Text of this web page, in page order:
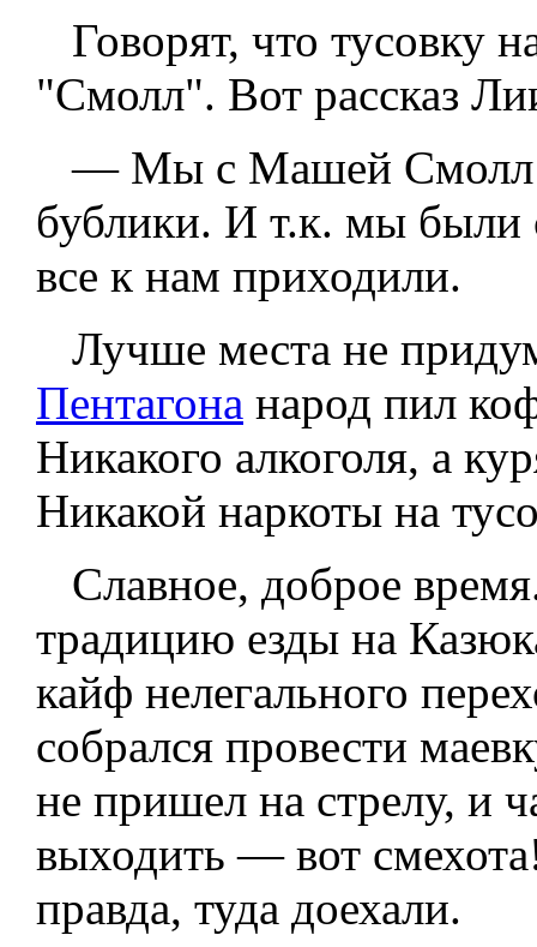
Говорят, что тусовку
"Смолл". Вот рассказ
— Мы с Машей Смолл
бублики. И т.к. мы были
все к нам приходили.
Лучше места не
Пентагона народ пил
Никакого алкоголя, а
Никакой наркоты на
Славное, доброе
традицию езды на
кайф нелегального
собрался провести
не пришел на стрелу, и
выходить — вот
правда, туда доехали.